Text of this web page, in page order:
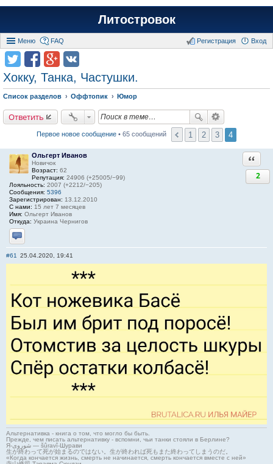
Литостровок
Меню FAQ Вход
Регистрация
Хокку, Танка, Частушки.
Список разделов Оффтопик Юмор
Ответить
Первое новое сообщение • 65 сообщений 1 2 3 4
Ольгерт Иванов
Новичок
Возраст: 62
Репутация: 24906 (+25005/−99)
Лояльность: 2007 (+2212/−205)
Сообщения: 5396
Зарегистрирован: 13.12.2010
С нами: 15 лет 7 месяцев
Имя: Ольгерт Иванов
Откуда: Украина Чернигов
Отправить личное сообщение
2
#61 25.04.2020, 19:41
Альтернативка - книга о том, что могло бы быть.
Прежде, чем писать альтернативку - вспомни, чьи танки стояли в Берлине?
Я-شوروی — šûravî-Шурави
生が終わって死が始まるのではない。生が終われば死もまた終わってしまうのだ。
«Когда кончается жизнь, смерть не начинается, смерть кончается вместе с ней»